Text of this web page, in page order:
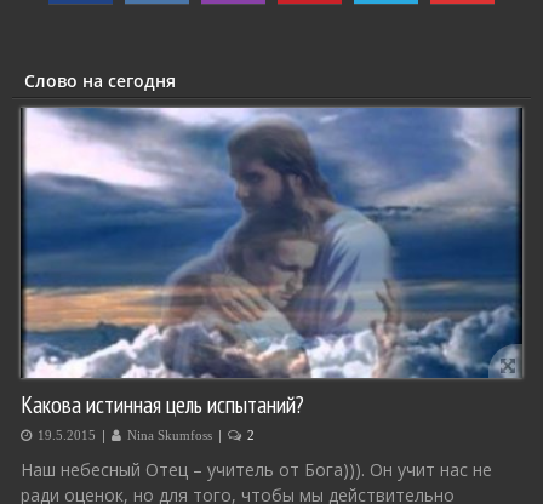
Слово на сегодня
Какова истинная цель испытаний?
19.5.2015 | Nina Skumfoss | 2
Наш небесный Отец – учитель от Бога))). Он учит нас не
ради оценок, но для того, чтобы мы действительно